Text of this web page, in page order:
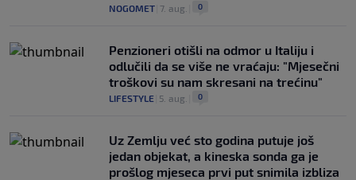
NOGOMET 7. aug. 0
Penzioneri otišli na odmor u Italiju i
odlučili da se više ne vraćaju: "Mjesečni
troškovi su nam skresani na trećinu"
LIFESTYLE 5. aug. 0
Uz Zemlju već sto godina putuje još
jedan objekat, a kineska sonda ga je
prošlog mjeseca prvi put snimila izbliza